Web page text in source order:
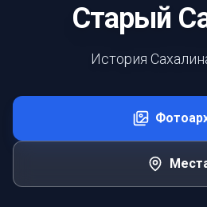
Старый
История